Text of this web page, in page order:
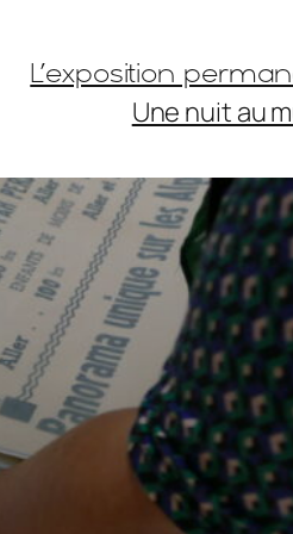
L’exposition
Une nuit au